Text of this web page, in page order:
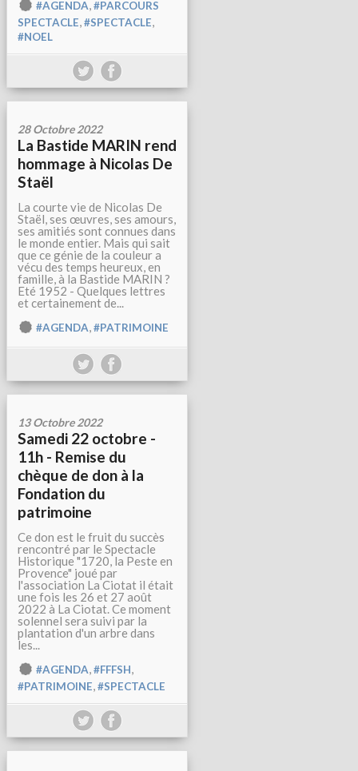
#AGENDA,#PARCOURS
SPECTACLE,#SPECTACLE,
#NOEL
28 Octobre 2022
La Bastide MARIN rend
hommage à Nicolas De
Staël
La courte vie de Nicolas De
Staël, ses œuvres, ses amours,
ses amitiés sont connues dans
le monde entier. Mais qui sait
que ce génie de la couleur a
vécu des temps heureux, en
famille, à la Bastide MARIN ?
Eté 1952 - Quelques lettres
et certainement de...
#AGENDA,#PATRIMOINE
13 Octobre 2022
Samedi 22 octobre -
11h - Remise du
chèque de don à la
Fondation du
patrimoine
Ce don est le fruit du succès
rencontré par le Spectacle
Historique "1720, la Peste en
Provence" joué par
l'association La Ciotat il était
une fois les 26 et 27 août
2022 à La Ciotat. Ce moment
solennel sera suivi par la
plantation d'un arbre dans
les...
#AGENDA,#FFFSH,
#PATRIMOINE,#SPECTACLE